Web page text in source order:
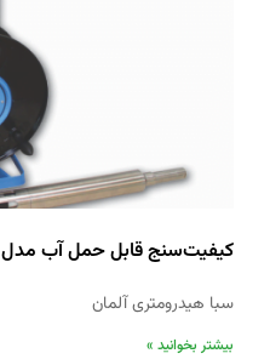
کیفیت‌‌سنج قابل حمل آب مدل KLL-Q-2
سبا هیدرومتری آلمان
بیشتر بخوانید »